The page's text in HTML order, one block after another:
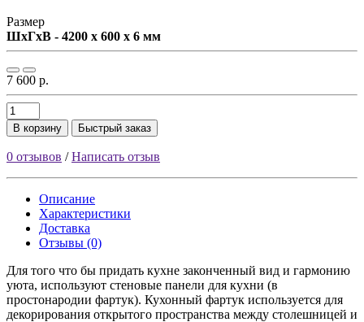
Размер
ШxГxВ - 4200 x 600 x 6 мм
7 600 р.
В корзину Быстрый заказ
0 отзывов /Написать отзыв
Описание
Характеристики
Доставка
Отзывы (0)
Для того что бы придать кухне законченный вид и гармонию
уюта, используют стеновые панели для кухни (в
простонародии фартук). Кухонный фартук используется для
декорирования открытого пространства между столешницей и